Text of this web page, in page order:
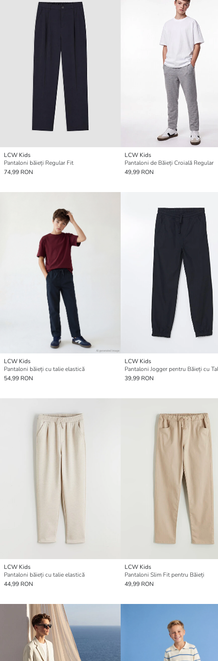
LCW Kids
Pantaloni băieți Regular Fit
74,99 RON
LCW Kids
Pantaloni de Băieți Croială Regular
49,99 RON
LCW Kids
Pantaloni băieți cu talie elastică
54,99 RON
LCW Kids
39,99 RON
LCW Kids
Pantaloni băieți cu talie elastică
44,99 RON
LCW Kids
Pantaloni Slim Fit pentru Băieți
49,99 RON